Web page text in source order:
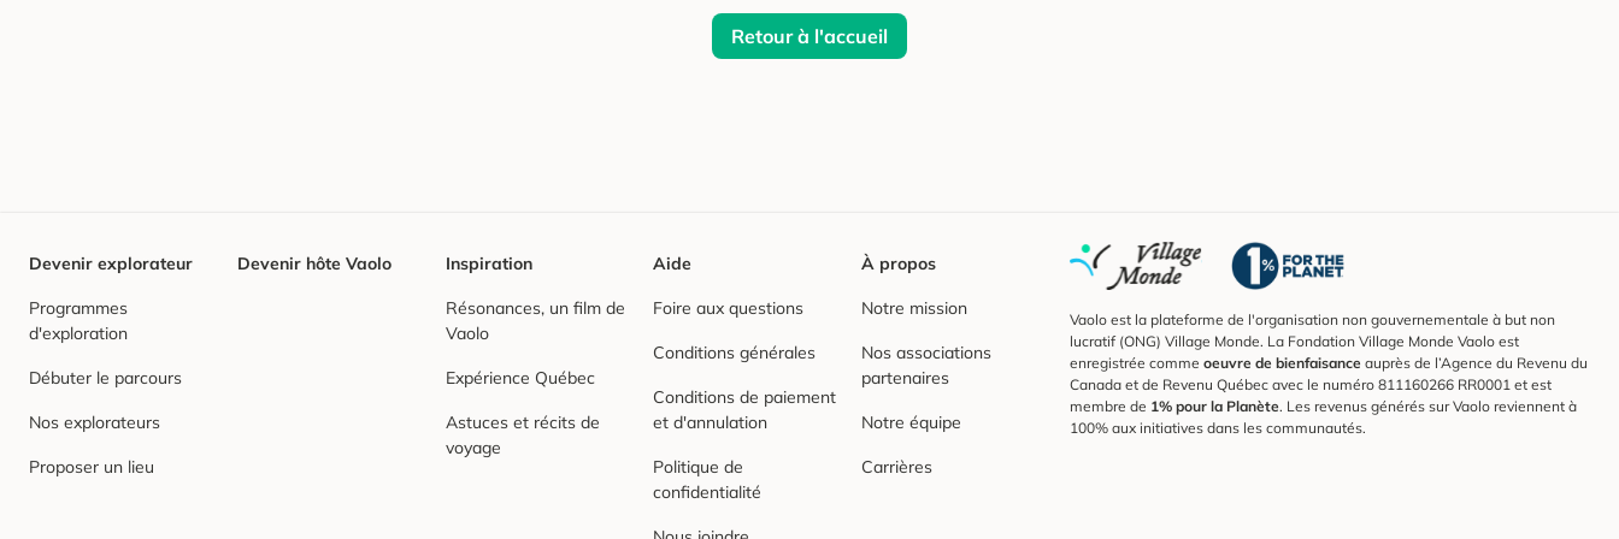
Retour à l'accueil
Devenir explorateur
Programmes
d'exploration
Débuter le parcours
Nos explorateurs
Proposer un lieu
Devenir hôte Vaolo Inspiration
Résonances, un film de
Vaolo
Expérience Québec
Astuces et récits de
voyage
Aide
Foire aux questions
Conditions générales
Conditions de paiement
et d'annulation
Politique de
confidentialité
À propos
Notre mission
Nos associations
partenaires
Notre équipe
Carrières
Vaolo est la plateforme de l'organisation non gouvernementale à but non
lucratif (ONG) Village Monde. La Fondation Village Monde Vaolo est
enregistrée comme oeuvre de bienfaisance auprès de l’Agence du Revenu du
Canada et de Revenu Québec avec le numéro 811160266 RR0001 et est
membre de 1% pour la Planète. Les revenus générés sur Vaolo reviennent à
100% aux initiatives dans les communautés.